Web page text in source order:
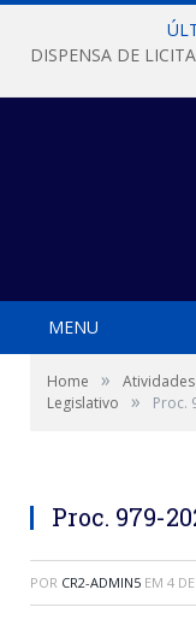
MENU
Home »
Legislativo
» Proc.
Proc. 979-
POR CR2-ADMIN5 EM 4